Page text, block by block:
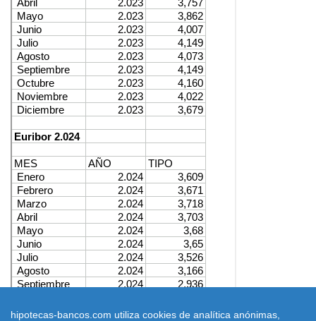
hipotecas-bancos.com utiliza cookies de analítica anónimas,